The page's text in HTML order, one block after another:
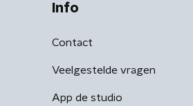
Info
Contact
Veelgestelde vragen
App de studio